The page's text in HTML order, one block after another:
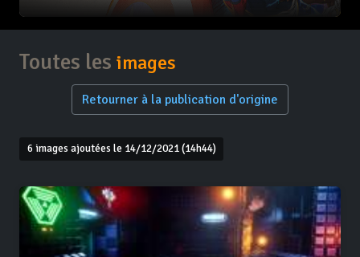
Toutes les images
Retourner à la publication d'origine
6 images ajoutées le 14/12/2021 (14h44)